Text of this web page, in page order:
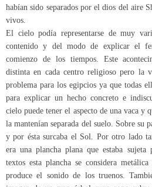
habían sido separados por el dios del aire
vivos.
El cielo podía representarse de muy
contenido y del modo de explicar el
comienzo de los tiempos. Este
distinta en cada centro religioso pero la
problema para los egipcios ya que todas
para explicar un hecho concreto e
cielo puede tener el aspecto de una vaca y
la mantenían separada del suelo. Sobre su
y por ésta surcaba el Sol. Por otro lado
era una plancha plana que estaba
textos esta plancha se considera
produce el sonido de los truenos.